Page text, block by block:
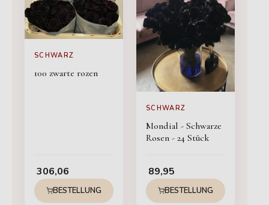
SCHWARZ
100 zwarte rozen
306,06
BESTELLUNG
SCHWARZ
Mondial - Schwarze
Rosen - 24 Stück
89,95
BESTELLUNG